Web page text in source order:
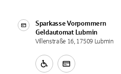
Sparkasse Vorpommern
Geldautomat
Lubmin
Villenstraße 16, 17509 Lubmin